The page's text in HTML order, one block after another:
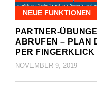
NEUE FUNKTIONEN
PARTNER-
ABRUFEN – PLAN
PER FINGERKLICK
NOVEMBER 9, 2019